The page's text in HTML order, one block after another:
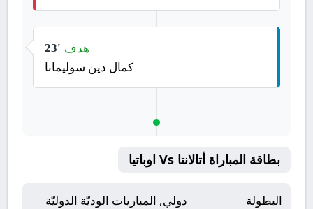
23' هدف
كمال دين سوليمانا
بطاقة المباراة أتالانتا Vs اوباتيا
البطولة دولي, المباريات الوديّة الدوليّة